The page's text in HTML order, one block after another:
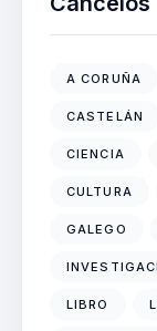
A CORUÑA
CASTELÁN
CIENCIA
CULTURA
GALEGO
LIBRO